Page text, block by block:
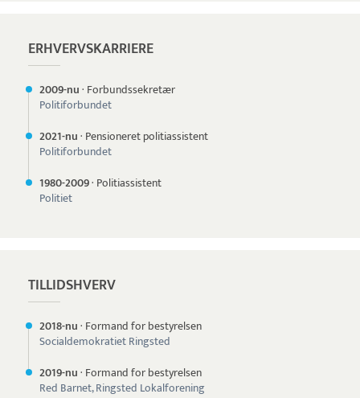
ERHVERVSKARRIERE
2009-nu· Forbundssekretær
Politiforbundet
2021-nu· Pensioneret politiassistent
Politiforbundet
1980-2009· Politiassistent
Politiet
TILLIDSHVERV
2018-nu· Formand for bestyrelsen
Socialdemokratiet Ringsted
2019-nu· Formand for bestyrelsen
Red Barnet, Ringsted Lokalforening